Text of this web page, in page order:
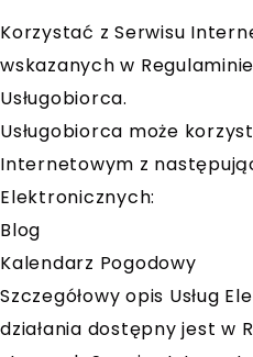
Korzystać z Serwisu
wskazanych w
Usługobiorca.
Usługobiorca może
Internetowym z
Elektronicznych:
Blog
Kalendarz Pogodowy
Szczegółowy opis Usług
działania dostępny jest w